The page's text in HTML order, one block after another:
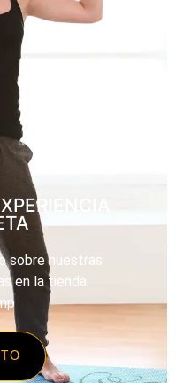
sobre nuestras
en la tienda